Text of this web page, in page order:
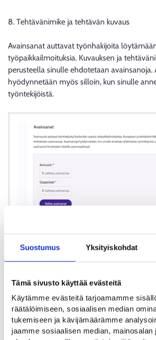
Suostumus Yksityiskohdat
Tämä sivusto käyttää evästeitä
Käytämme evästeitä tarjoamamme
räätälöimiseen, sosiaalisen median
tukemiseen ja kävijämäärämme
jaamme sosiaalisen median, mainosalan
8. Tehtävänimike ja tehtävän kuvaus
Avainsanat auttavat työnhakijoita
työpaikkailmoituksia. Kuvauksen ja
perusteella sinulle ehdotetaan avainsanoja.
hyödynnetään myös silloin, kun sinulle
työntekijöistä.
Pääasiallinen ammatti tallennetaan
varten, tieto ei näy työnhakijoille.